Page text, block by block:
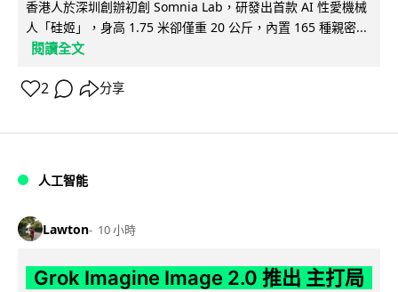
香港人於深圳創辦初創 Somnia Lab，研發出首款 AI 性愛機械
人「硅姬」，身高 1.75 米卻僅重 20 公斤，內置 165 種親密...
閱讀全文
2 分享
人工智能
Lawton 10 小時
Grok Imagine Image 2.0 推出 主打局